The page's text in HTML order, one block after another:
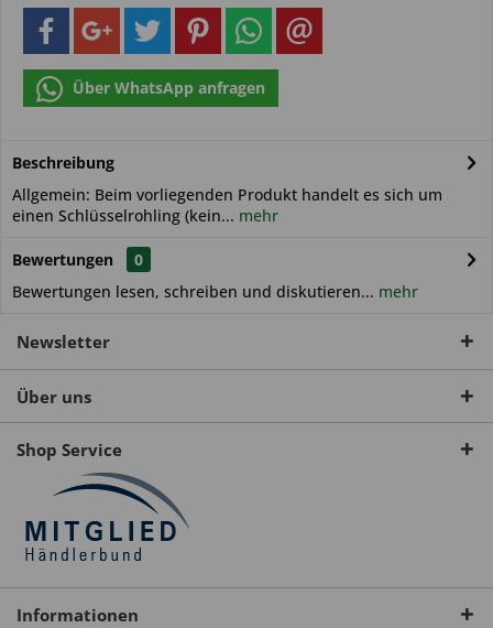
Über WhatsApp anfragen
Beschreibung
Allgemein: Beim vorliegenden Produkt handelt es sich um
einen Schlüsselrohling (kein... mehr
Bewertungen
0
Bewertungen lesen, schreiben und diskutieren... mehr
Newsletter
Über uns
Shop Service
Informationen